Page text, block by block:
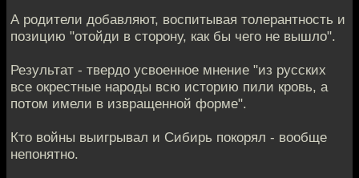
А родители добавляют, воспитывая толерантность и
позицию "отойди в сторону, как бы чего не вышло".
Результат - твердо усвоенное мнение "из русских
все окрестные народы всю историю пили кровь, а
потом имели в извращенной форме".
Кто войны выигрывал и Сибирь покорял - вообще
непонятно.